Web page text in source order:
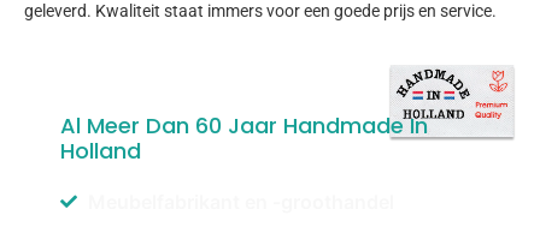
geleverd. Kwaliteit staat immers voor een goede prijs en service.
Al Meer Dan 60 Jaar Handmade In
Holland